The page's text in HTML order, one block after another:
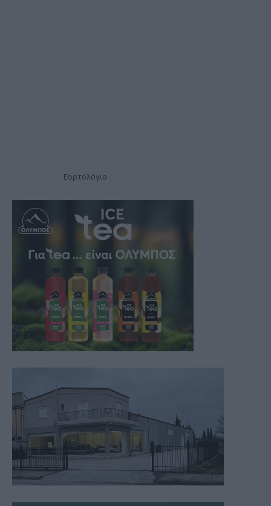
Εορτολόγιο